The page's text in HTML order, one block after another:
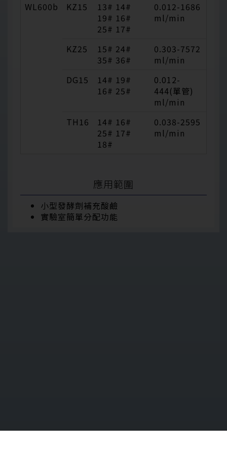
WL600b
KZ15
13# 14#
19# 16#
25# 17#
0.012-1686
ml/min
KZ25
15# 24#
35# 36#
0.303-7572
ml/min
DG15
14# 19#
16# 25#
0.012-
444(單管)
ml/min
TH16
14# 16#
25# 17#
18#
0.038-2595
ml/min
應用範圍
小型發酵劑補充酸鹼
實驗室簡單分配功能